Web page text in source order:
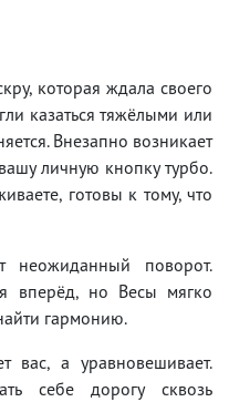
которая ждала своего
казаться тяжёлыми или
Внезапно возникает
личную кнопку турбо.
готовы к тому, что
неожиданный поворот.
вперёд, но Весы мягко
гармонию.
вас, а уравновешивает.
себе дорогу сквозь